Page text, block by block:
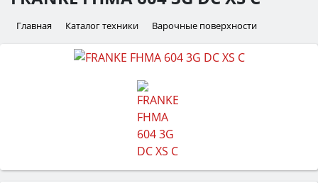
Главная Каталог техники Варочные поверхности